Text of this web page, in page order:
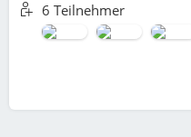
6 Teilnehmer